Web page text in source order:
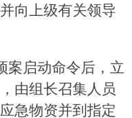
向上级有关领导
案启动命令后，立
由组长召集人员
急物资并到指定